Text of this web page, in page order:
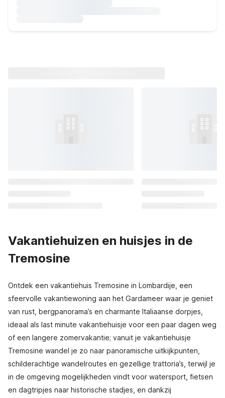
Vakantiehuizen en huisjes in de
Tremosine
Ontdek een vakantiehuis Tremosine in Lombardije, een
sfeervolle vakantiewoning aan het Gardameer waar je geniet
van rust, bergpanorama’s en charmante Italiaanse dorpjes,
ideaal als last minute vakantiehuisje voor een paar dagen weg
of een langere zomervakantie; vanuit je vakantiehuisje
Tremosine wandel je zo naar panoramische uitkijkpunten,
schilderachtige wandelroutes en gezellige trattoria’s, terwijl je
in de omgeving mogelijkheden vindt voor watersport, fietsen
en dagtripjes naar historische stadjes, en dankzij